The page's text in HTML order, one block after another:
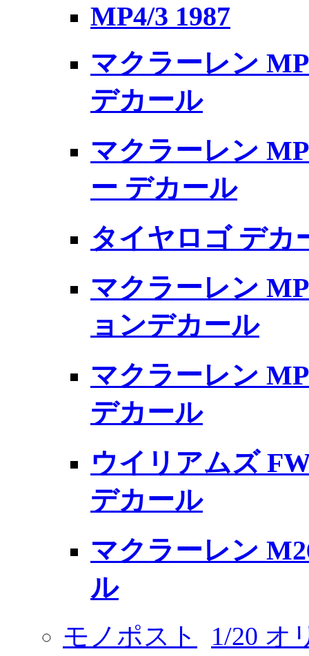
MP4/3 1987
マクラーレン
デカール
マクラーレン
ー デカール
タイヤロゴ デカ
マクラーレン
ョンデカール
マクラーレン
デカール
ウイリアムズ
デカール
マクラーレン
ル
モノポスト
1/20 オ